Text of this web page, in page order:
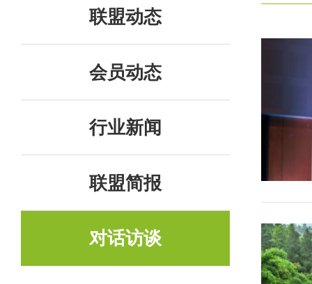
联盟动态
会员动态
行业新闻
联盟简报
对话访谈